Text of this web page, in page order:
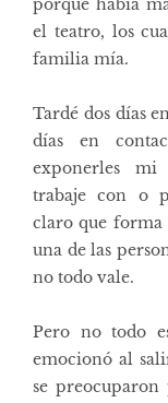
porque había
el teatro, los
familia mía.
Tardé dos días
días en
exponerles mi
trabaje con o
claro que forma
una de las
no todo vale.
Pero no todo
emocionó al
se preocuparon